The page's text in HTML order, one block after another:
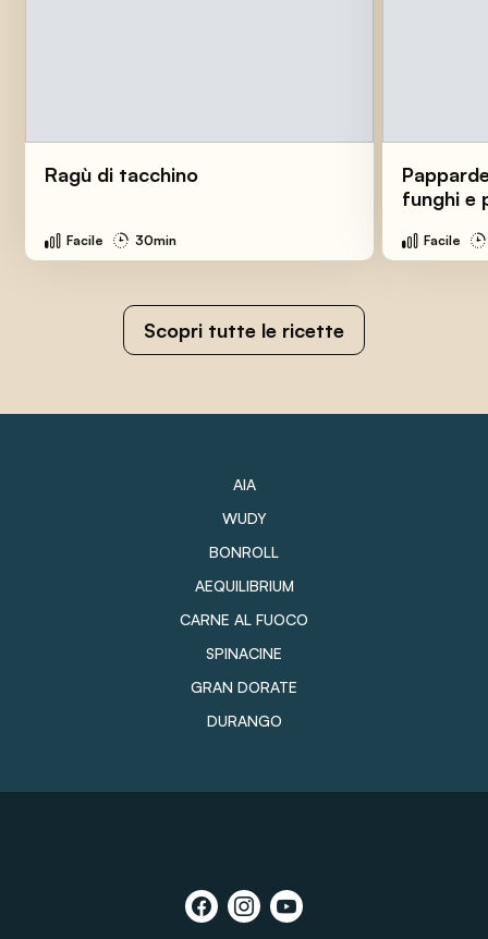
Ragù di tacchino
Facile 30min
funghi e
Facile
Scopri tutte le ricette
AIA
WUDY
BONROLL
AEQUILIBRIUM
CARNE AL FUOCO
SPINACINE
GRAN DORATE
DURANGO